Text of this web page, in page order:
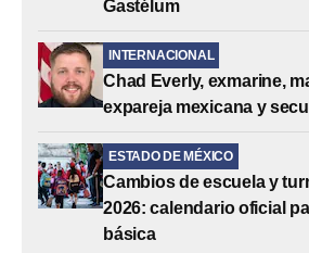
Gastélum
INTERNACIONAL
Chad Everly, exmarine,
expareja mexicana y
ESTADO DE MÉXICO
Cambios de escuela y
2026: calendario oficial
básica